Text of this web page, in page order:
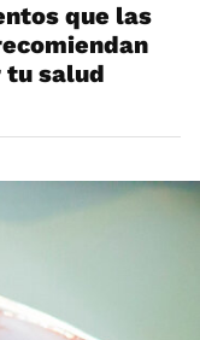
que las
salud